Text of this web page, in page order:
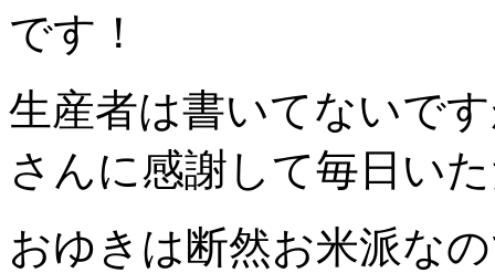
です！
生産者は書いてないで
さんに感謝して毎日い
おゆきは断然お米派な